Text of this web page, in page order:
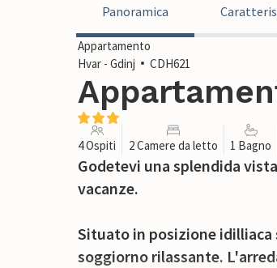
Panoramica
Appartamento
Hvar - Gdinj
CDH621
4 Ospiti 2 Camere da letto 1 Bagno
Godetevi una splendida
vacanze.
Situato in posizione
soggiorno rilassante.